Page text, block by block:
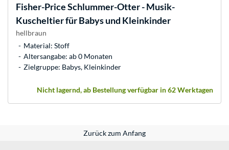
Fisher-PriceSchlummer-Otter - Musik-
Kuscheltier für Babys und Kleinkinder
hellbraun
Material: Stoff
Altersangabe: ab 0 Monaten
Zielgruppe: Babys, Kleinkinder
Nicht lagernd, ab Bestellung verfügbar in 62 Werktagen
Zurück zum Anfang